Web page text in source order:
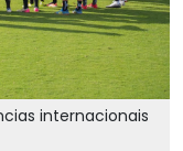
internacionais